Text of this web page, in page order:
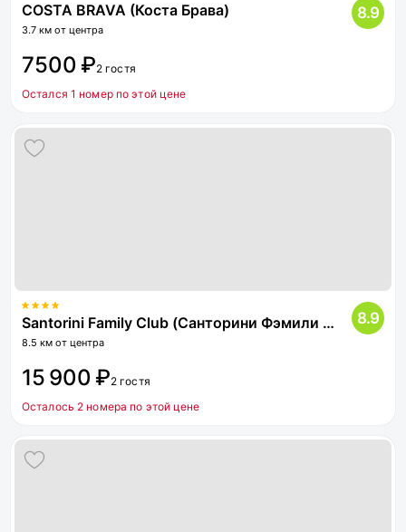
COSTA BRAVA (Коста Брава)
3.7 км от центра
8.9
7500 ₽2 гостя
Остался 1 номер по этой цене
Santorini Family Club (Санторини Фэмили Клаб)
8.5 км от центра
8.9
15 900 ₽2 гостя
Осталось 2 номера по этой цене